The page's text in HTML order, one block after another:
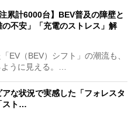
累計6000台】BEV普及の障壁と
不安」「充電のストレス」解
EV（BEV）シフト」の潮流も、
うに見える。…
アな状況で実感した「フォレスタ
スト…